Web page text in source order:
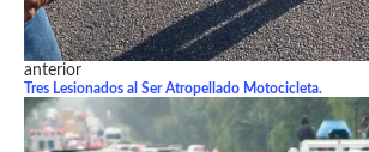
anterior
Tres Lesionados al Ser Atropellado Motocicleta.